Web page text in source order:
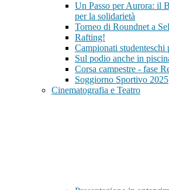
Un Passo per Aurora: il
per la solidarietà
Torneo di Roundnet a
Rafting!
Campionati
Sul podio anche in
Corsa campestre - fase
Soggiorno Sportivo 2025
Cinematografia e Teatro